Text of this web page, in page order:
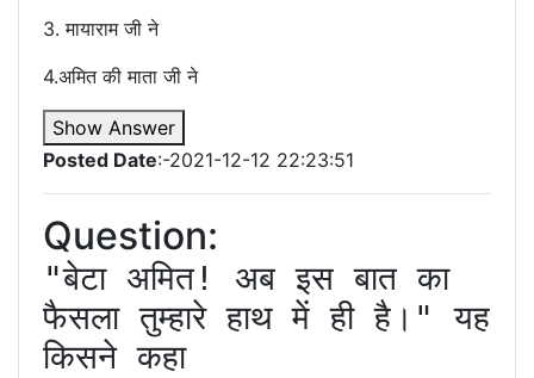
3. मायाराम जी ने
4.अमित की माता जी ने
Show Answer
Posted Date:-2021-12-12 22:23:51
Question:
"बेटा अमित! अब इस बात का
फैसला तुम्हारे हाथ में ही है।" यह
किसने कहा